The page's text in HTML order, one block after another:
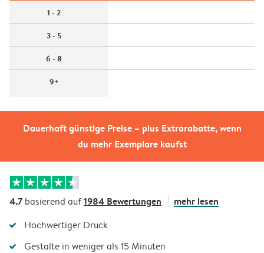
Dauerhaft günstige Preise – plus Extrarabatte, wenn
du mehr Exemplare kaufst
1 - 2
3 - 5
6 - 8
9+
4.7 basierend auf1984 Bewertungen mehr lesen
Hochwertiger Druck
Gestalte in weniger als 15 Minuten